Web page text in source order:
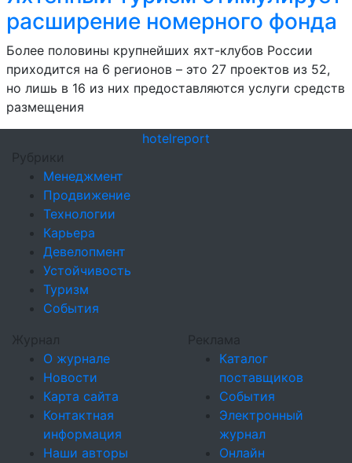
расширение номерного фонда
Более половины крупнейших яхт-клубов России
приходится на 6 регионов – это 27 проектов из 52,
но лишь в 16 из них предоставляются услуги средств
размещения
hotelreport
Рубрики
Менеджмент
Продвижение
Технологии
Карьера
Девелопмент
Устойчивость
Туризм
События
Журнал
О журнале
Новости
Карта сайта
Контактная
информация
Наши авторы
Реклама
Каталог
поставщиков
События
Электронный
журнал
Онлайн